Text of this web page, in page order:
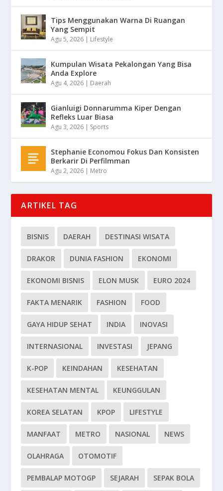
Tips Menggunakan Warna Di Ruangan
Yang Sempit
Agu 5, 2026 | Lifestyle
Kumpulan Wisata Pekalongan Yang Bisa
Anda Explore
Agu 4, 2026 | Daerah
Gianluigi Donnarumma Kiper Dengan
Refleks Luar Biasa
Agu 3, 2026 | Sports
Stephanie Economou Fokus Dan Konsisten
Berkarir Di Perfilmman
Agu 2, 2026 | Metro
ARTIKEL TAG
BISNIS DAERAH DESTINASI WISATA
DRAKOR DUNIA FASHION EKONOMI
EKONOMI BISNIS ELON MUSK EURO 2024
FAKTA MENARIK FASHION FOOD
GAYA HIDUP SEHAT INDIA INOVASI
INTERNASIONAL INVESTASI JEPANG
K-POP KEINDAHAN KESEHATAN
KESEHATAN MENTAL KEUNGGULAN
KOREA SELATAN KPOP LIFESTYLE
MANFAAT METRO NASIONAL NEWS
OLAHRAGA OTOMOTIF
PEMBALAP MOTOGP SEJARAH SEPAK BOLA